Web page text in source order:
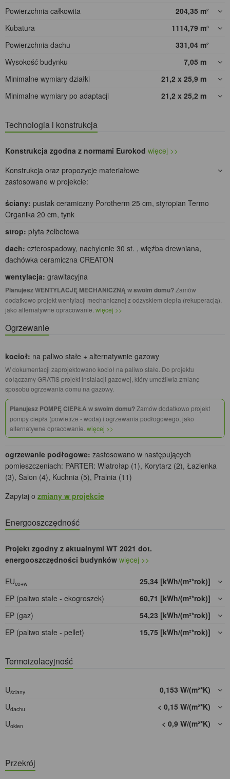
Powierzchnia całkowita
204,35 m²
Kubatura
1114,79 m³
Powierzchnia dachu
331,04 m²
Wysokość budynku
7,05 m
Minimalne wymiary działki
21,2 x 25,9 m
Minimalne wymiary po adaptacji
21,2 x 25,2 m
Technologia i konstrukcja
Konstrukcja zgodna z normami Eurokod więcej >>
Konstrukcja oraz propozycje materiałowe
zastosowane w projekcie:
ściany: pustak ceramiczny Porotherm 25 cm, styropian Termo
Organika 20 cm, tynk
strop: płyta żelbetowa
dach: czterospadowy, nachylenie 30 st. , więźba drewniana,
dachówka ceramiczna CREATON
wentylacja: grawitacyjna
Planujesz WENTYLACJĘ MECHANICZNĄ w swoim domu?Zamów
dodatkowo projekt wentylacji mechanicznej z odzyskiem ciepła (rekuperacją),
jako alternatywne opracowanie. więcej >>
Ogrzewanie
kocioł: na paliwo stałe + alternatywnie gazowy
W dokumentacji zaprojektowano kocioł na paliwo stałe. Do projektu
dołączamy GRATIS projekt instalacji gazowej, który umożliwia zmianę
sposobu ogrzewania domu na gazowy.
Planujesz POMPĘ CIEPŁA w swoim domu?Zamów dodatkowo projekt
pompy ciepła (powietrze - woda) i ogrzewania podłogowego, jako
alternatywne opracowanie. więcej >>
ogrzewanie podłogowe: zastosowano w następujących
pomieszczeniach: PARTER: Wiatrołap (1), Korytarz (2), Łazienka
(3), Salon (4), Kuchnia (5), Pralnia (11)
Zapytaj o zmiany w projekcie
Energooszczędność
Projekt zgodny z aktualnymi WT 2021 dot.
energooszczędności budynków więcej >>
EUco+w
25,34 [kWh/(m²*rok)]
EP (paliwo stałe - ekogroszek)
60,71 [kWh/(m²*rok)]
EP (gaz)
54,23 [kWh/(m²*rok)]
EP (paliwo stałe - pellet)
15,75 [kWh/(m²*rok)]
Termoizolacyjność
Uściany
0,153 W/(m²*K)
Udachu
< 0,15 W/(m²*K)
Uokien < 0,9 W/(m²*K)
Przekrój